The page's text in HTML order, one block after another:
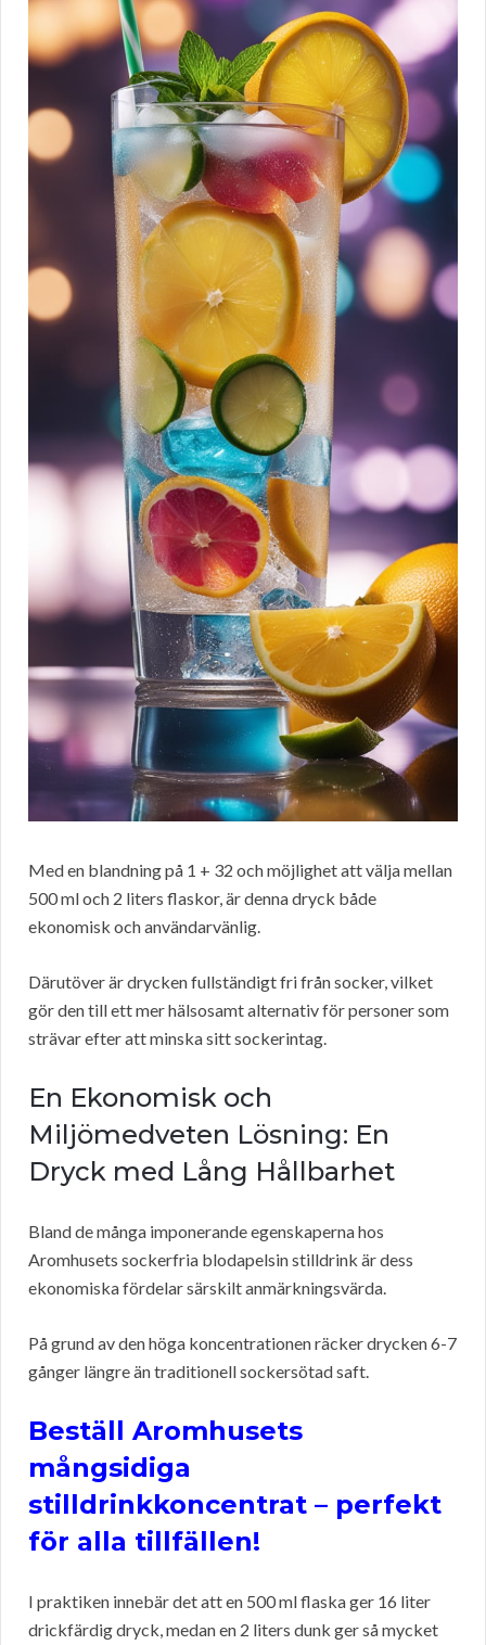
Med en blandning på 1 + 32 och möjlighet att välja mellan
500 ml och 2 liters flaskor, är denna dryck både
ekonomisk och användarvänlig.
Därutöver är drycken fullständigt fri från socker, vilket
gör den till ett mer hälsosamt alternativ för personer som
strävar efter att minska sitt sockerintag.
En Ekonomisk och
Miljömedveten Lösning: En
Dryck med Lång Hållbarhet
Bland de många imponerande egenskaperna hos
Aromhusets sockerfria blodapelsin stilldrink är dess
ekonomiska fördelar särskilt anmärkningsvärda.
På grund av den höga koncentrationen räcker drycken 6-7
gånger längre än traditionell sockersötad saft.
Beställ Aromhusets
mångsidiga
stilldrinkkoncentrat – perfekt
för alla tillfällen!
I praktiken innebär det att en 500 ml flaska ger 16 liter
drickfärdig dryck, medan en 2 liters dunk ger så mycket